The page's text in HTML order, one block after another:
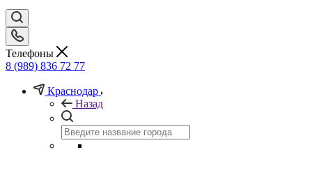
Телефоны
8 (989) 836 72 77
Краснодар
Назад